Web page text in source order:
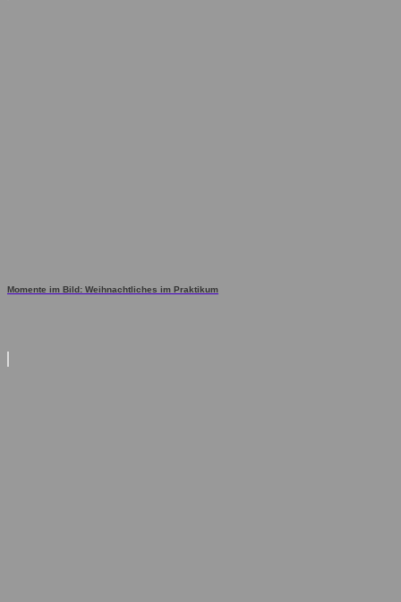
Momente im Bild: Weihnachtliches im Praktikum